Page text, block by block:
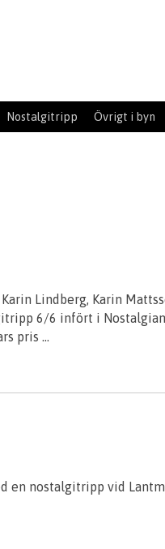
Nostalgitripp Övrigt i byn
Lindberg, Karin
6/6 infört i
pris …
en nostalgitripp vid